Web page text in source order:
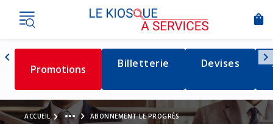
shopping_bag
chevron_left
Naviguer vers la gauche
Détail de la catégorie
Promotions Détail de la catégorie
Billetterie Détail de la
Devises chevron_right
ACCUEIL Voir le fil d'Ariane
more_horiz ABONNEMENT LE PROGRÈS